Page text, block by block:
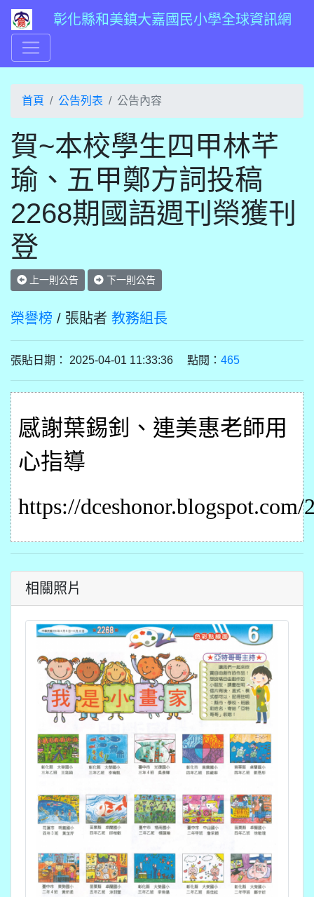
彰化縣和美鎮大嘉國民小學全球資訊網
首頁 公告列表 公告內容
賀~本校學生四甲林芊
瑜、五甲鄭方詞投稿
2268期國語週刊榮獲刊
登
上一則公告 下一則公告
榮譽榜 / 張貼者 教務組長
張貼日期： 2025-04-01 11:33:36 點閱： 465
感謝葉錫釗 、連美惠老師用
心指導
https://
相關照片